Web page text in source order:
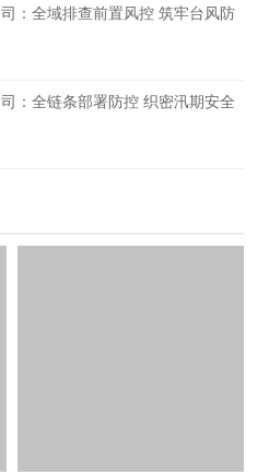
：全域排查前置风控 筑牢台风防
：全链条部署防控 织密汛期安全